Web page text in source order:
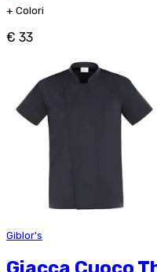
+ Colori
€ 33
Giblor's